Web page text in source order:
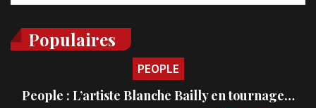
Populaires
PEOPLE
People : L’artiste Blanche Bailly en tournage…